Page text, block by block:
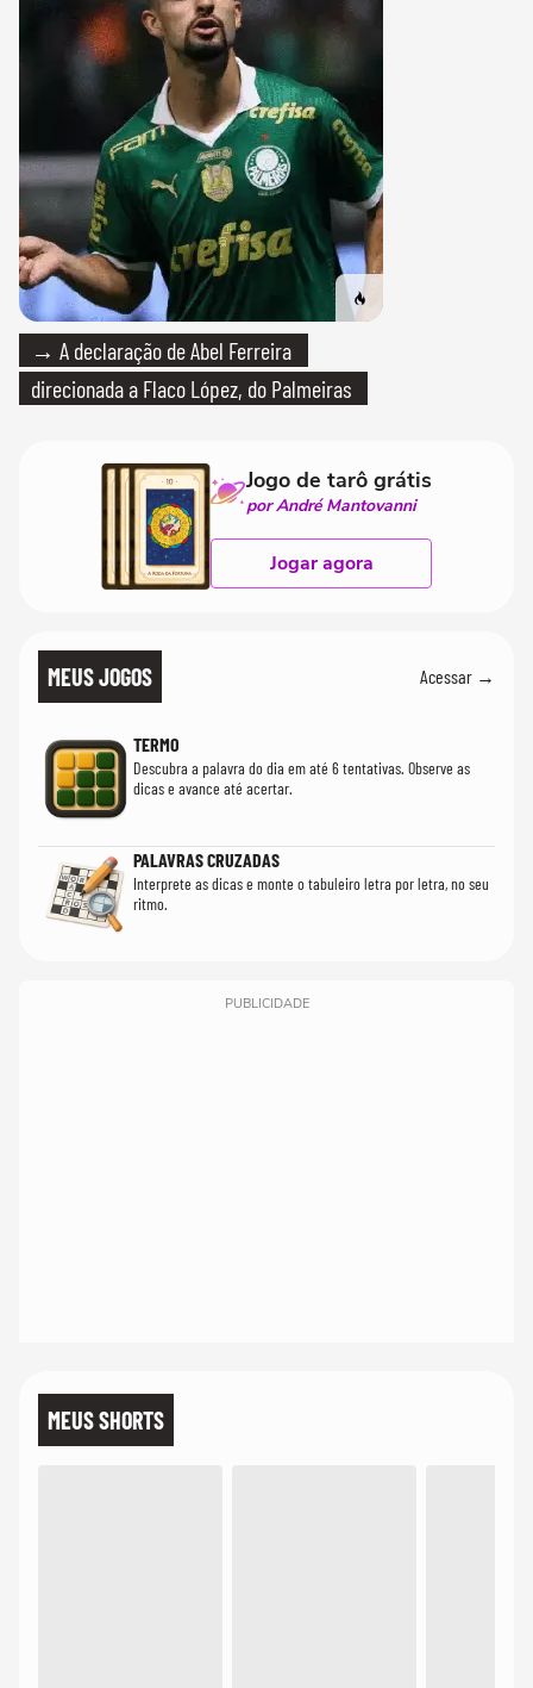
→ A declaração de Abel Ferreira
direcionada a Flaco López, do Palmeiras
Jogo de tarô grátis
por André Mantovanni
Jogar agora
MEUS JOGOS Acessar →
TERMO
Descubra a palavra do dia em até 6 tentativas. Observe as
dicas e avance até acertar.
PALAVRAS CRUZADAS
Interprete as dicas e monte o tabuleiro letra por letra, no seu
ritmo.
PUBLICIDADE
MEUS SHORTS